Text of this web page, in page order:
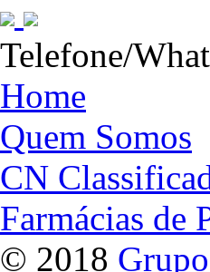
Telefone/
Home
Quem Somos
CN
Farmácias de
© 2018